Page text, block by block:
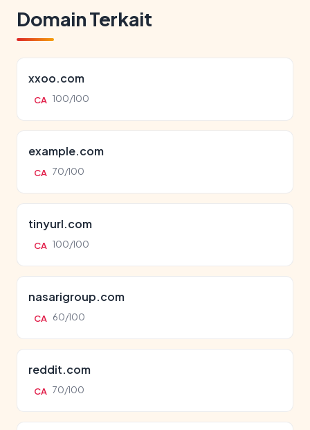
Domain Terkait
xxoo.com
CA 100/100
example.com
CA 70/100
tinyurl.com
CA 100/100
nasarigroup.com
CA 60/100
reddit.com
CA 70/100